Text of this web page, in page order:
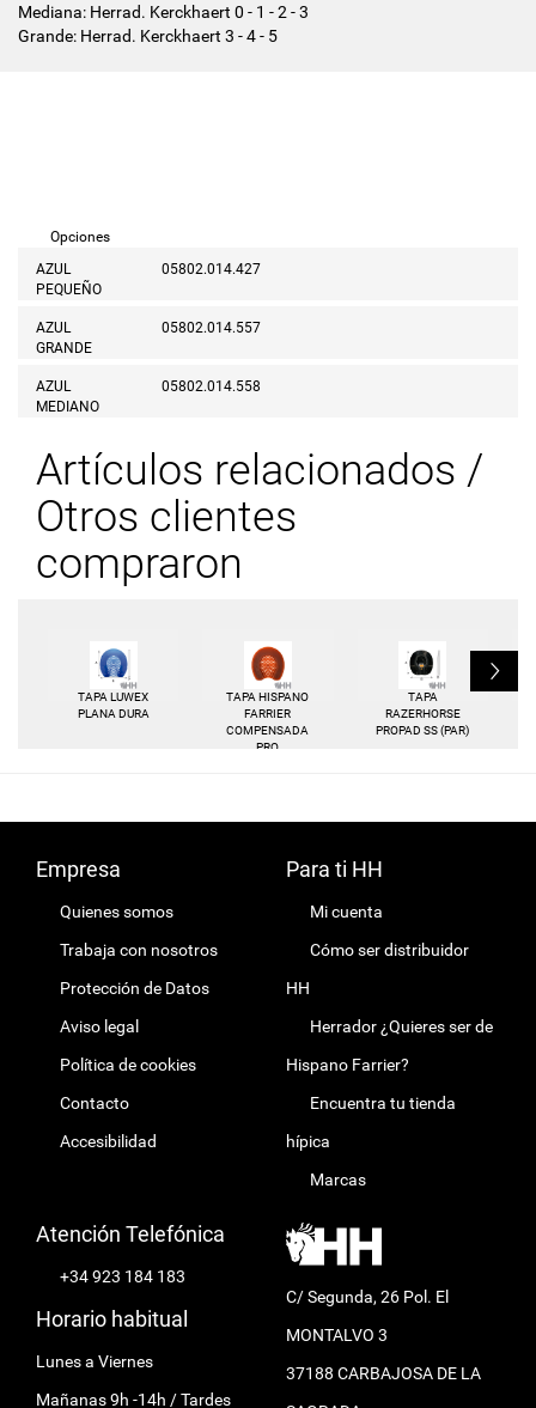
Mediana: Herrad. Kerckhaert 0 - 1 - 2 - 3
Grande: Herrad. Kerckhaert 3 - 4 - 5
Opciones
AZUL
PEQUEÑO
05802.014.427
AZUL
GRANDE
05802.014.557
AZUL
MEDIANO
05802.014.558
Artículos relacionados /
Otros clientes
compraron
TAPA LUWEX
PLANA DURA
TAPA HISPANO
FARRIER
COMPENSADA
PRO
TAPA
RAZERHORSE
PROPAD SS (PAR)
L
Empresa
Quienes somos
Trabaja con nosotros
Protección de Datos
Aviso legal
Política de cookies
Contacto
Accesibilidad
Para ti HH
Mi cuenta
Cómo ser distribuidor
HH
Herrador ¿Quieres ser de
Hispano Farrier?
Encuentra tu tienda
hípica
Marcas
Atención Telefónica
+34 923 184 183
Horario habitual
Lunes a Viernes
Mañanas 9h -14h / Tardes
C/ Segunda, 26 Pol. El
MONTALVO 3
37188 CARBAJOSA DE LA